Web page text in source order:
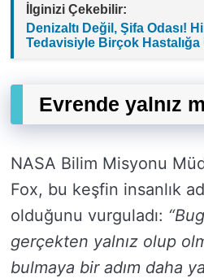
İlginizi Çekebilir:
Denizaltı Değil, Şifa Odası!
Tedavisiyle Birçok Hastalığa
Evrende yalnız
NASA Bilim Misyonu
Fox, bu keşfin insanlık
olduğunu vurguladı:
gerçekten yalnız olup
bulmaya bir adım daha